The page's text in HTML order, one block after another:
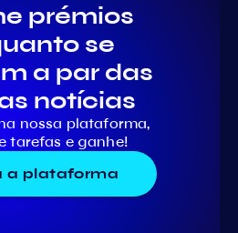
prémios
se
a par das
notícias
nossa plataforma,
tarefas e ganhe!
a plataforma